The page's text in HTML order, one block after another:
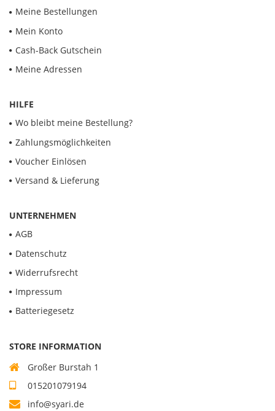
Meine Bestellungen
Mein Konto
Cash-Back Gutschein
Meine Adressen
HILFE
Wo bleibt meine Bestellung?
Zahlungsmöglichkeiten
Voucher Einlösen
Versand & Lieferung
UNTERNEHMEN
AGB
Datenschutz
Widerrufsrecht
Impressum
Batteriegesetz
STORE INFORMATION
Großer Burstah 1
015201079194
info@syari.de